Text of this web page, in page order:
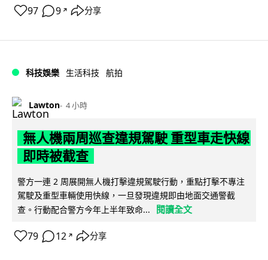
97 9 ↗ 分享
科技娛樂 生活科技 航拍
Lawton 4 小時
無人機兩周巡查違規駕駛 重型車走快線
即時被截查
警方一連 2 周展開無人機打擊違規駕駛行動，重點打擊不專注
駕駛及重型車輛使用快線，一旦發現違規即由地面交通警截
查。行動配合警方今年上半年致命...
閱讀全文
79 12 ↗ 分享